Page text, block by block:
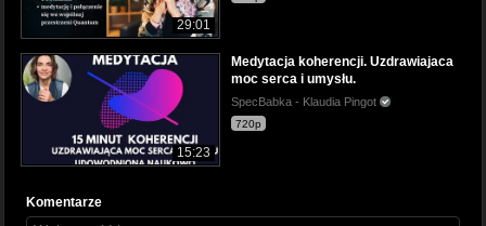
29:01
15:23
Medytacja koherencji. Uzdrawiajaca
moc serca i umysłu.
SpecBabka - Klaudia Pingot
720p
Komentarze